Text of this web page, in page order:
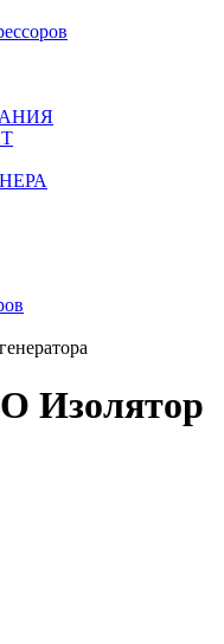
Изолятор